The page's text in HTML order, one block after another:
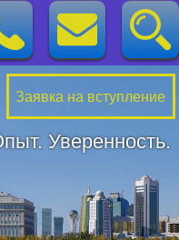
Уверенность.
Заявка на вступление